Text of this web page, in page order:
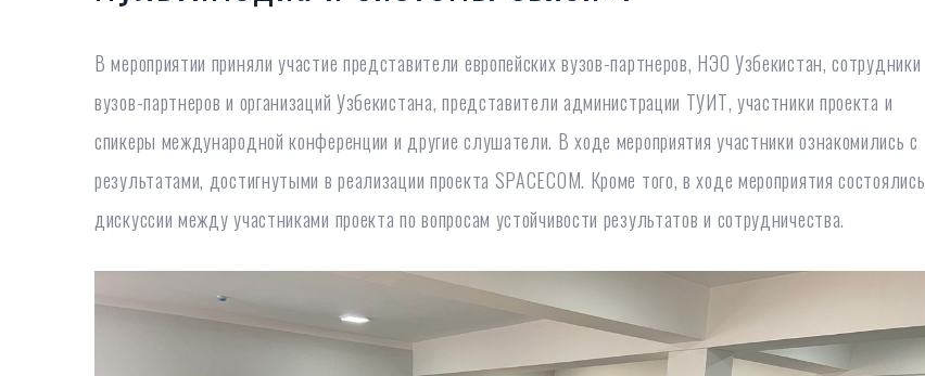
В мероприятии приняли участие представители европейских вузов-партнеров, НЭО Узбекистан, сотрудники
вузов-партнеров и организаций Узбекистана, представители администрации ТУИТ, участники проекта и
спикеры международной конференции и другие слушатели. В ходе мероприятия участники ознакомились с
результатами, достигнутыми в реализации проекта SPACECOM. Кроме того, в ходе мероприятия состоялись
дискуссии между участниками проекта по вопросам устойчивости результатов и сотрудничества.